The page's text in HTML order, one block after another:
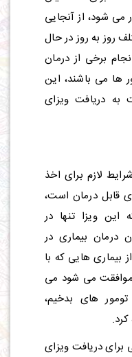
شود، از آنجایی
روز به روز در حال
برخی از درمان
ها می باشند، این
به دریافت ویزای
لازم برای اخذ
قابل درمان است،
ویزا تنها در
درمان بیماری در
بیماری هایی که با
می شود می
های بدخیم،
برای دریافت ویزای